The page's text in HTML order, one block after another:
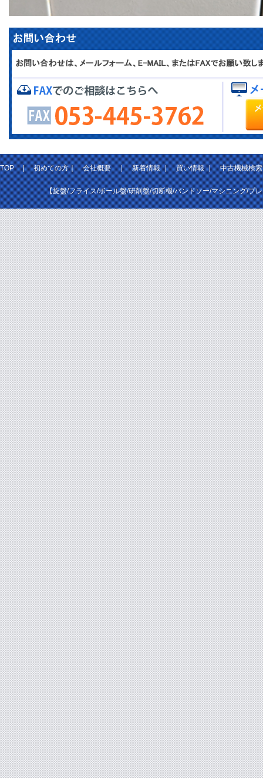
TOP|初めての方｜会社概要｜新着情報｜買い情報｜中古機械検索
【旋盤/フライス/ボール盤/研削盤/切断機/バンドソー/マシニング/プ